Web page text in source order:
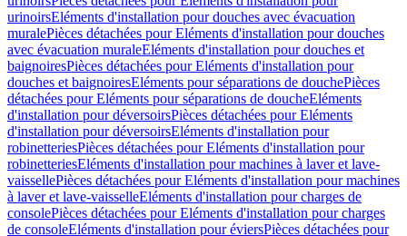
urinoirsEléments d'installation pour douches avec évacuation
muralePièces détachées pour Eléments d'installation pour douches
avec évacuation muraleEléments d'installation pour douches et
baignoiresPièces détachées pour Eléments d'installation pour
douches et baignoiresEléments pour séparations de douchePièces
détachées pour Eléments pour séparations de doucheEléments
d'installation pour déversoirsPièces détachées pour Eléments
d'installation pour déversoirsEléments d'installation pour
robinetteriesPièces détachées pour Eléments d'installation pour
robinetteriesEléments d'installation pour machines à laver et lave-
vaissellePièces détachées pour Eléments d'installation pour machines
à laver et lave-vaisselleEléments d'installation pour charges de
consolePièces détachées pour Eléments d'installation pour charges
de consoleEléments d'installation pour éviersPièces détachées pour